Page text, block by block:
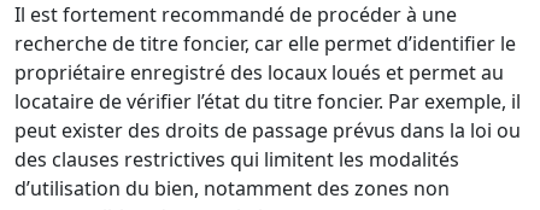
Il est fortement recommandé de procéder à une
recherche de titre foncier, car elle permet d’identifier le
propriétaire enregistré des locaux loués et permet au
locataire de vérifier l’état du titre foncier. Par exemple, il
peut exister des droits de passage prévus dans la loi ou
des clauses restrictives qui limitent les modalités
d’utilisation du bien, notamment des zones non